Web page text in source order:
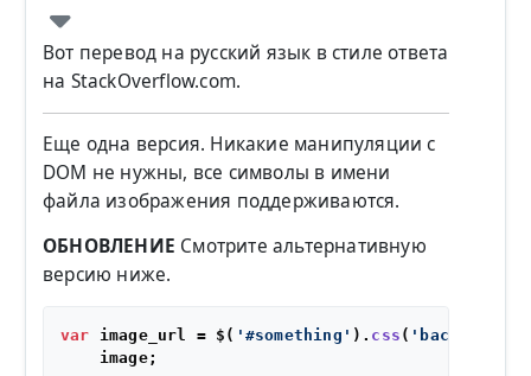
Вот перевод на русский язык в стиле ответа
на StackOverflow.com.
Еще одна версия. Никакие манипуляции с
DOM не нужны, все символы в имени
файла изображения поддерживаются.
ОБНОВЛЕНИЕ Смотрите альтернативную
версию ниже.
var image_url = $( '#something' ). css (
    image;